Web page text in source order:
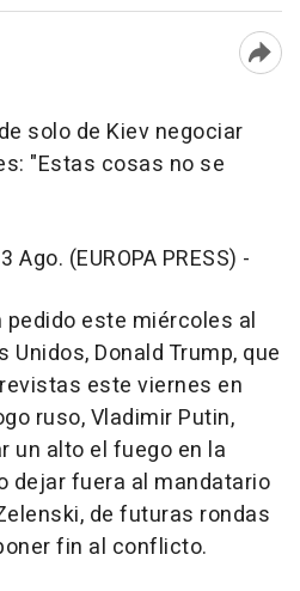
solo de Kiev negociar
"Estas cosas no se
Ago. (EUROPA PRESS) -
este miércoles al
Donald Trump, que
este viernes en
ruso, Vladimir Putin,
un alto el fuego en la
dejar fuera al mandatario
de futuras rondas
fin al conflicto.